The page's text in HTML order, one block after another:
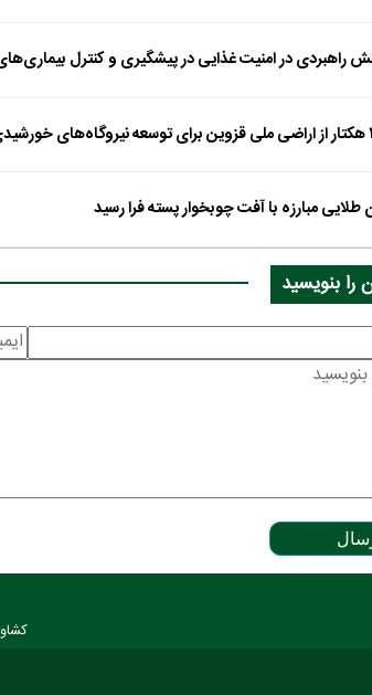
راهبردی در امنیت غذایی در پیشگیری و کنترل
طلایی مبارزه با آفت چوبخوار پسته فرا رسید
را بنویسید